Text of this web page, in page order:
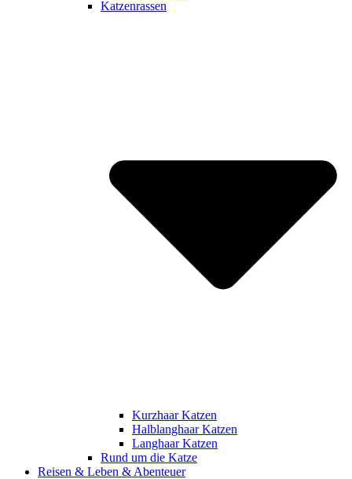
Katzenrassen
Kurzhaar Katzen
Halblanghaar Katzen
Langhaar Katzen
Rund um die Katze
Reisen & Leben & Abenteuer